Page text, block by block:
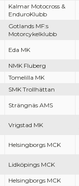
Kalmar Motocross &
EnduroKlubb
Gotlands MF:s
Motorcykelklubb
Eda MK
NMK Fluberg
Tomelilla MK
SMK Trollhättan
Strängnäs AMS
Vrigstad MK
Helsingborgs MCK
Lidköpings MCK
Helsingborgs MCK